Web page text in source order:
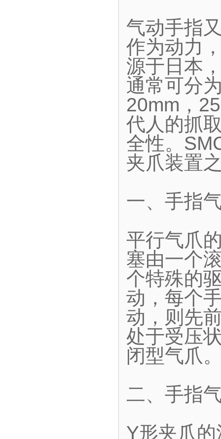
气动手指
作为动力
源于日本
通常可分
20mm，
代人的抓
全性。
夹爪装置
一、手指
平行气爪
塞由一个
个特殊的
动，每个
动，则先
处于受压
闭型气爪
二、手指
Y形夹爪